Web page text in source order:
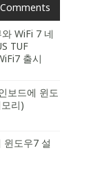
Comments
WiFi 7 네
TUF
출시
보드에 윈도
리)
윈도우7 설